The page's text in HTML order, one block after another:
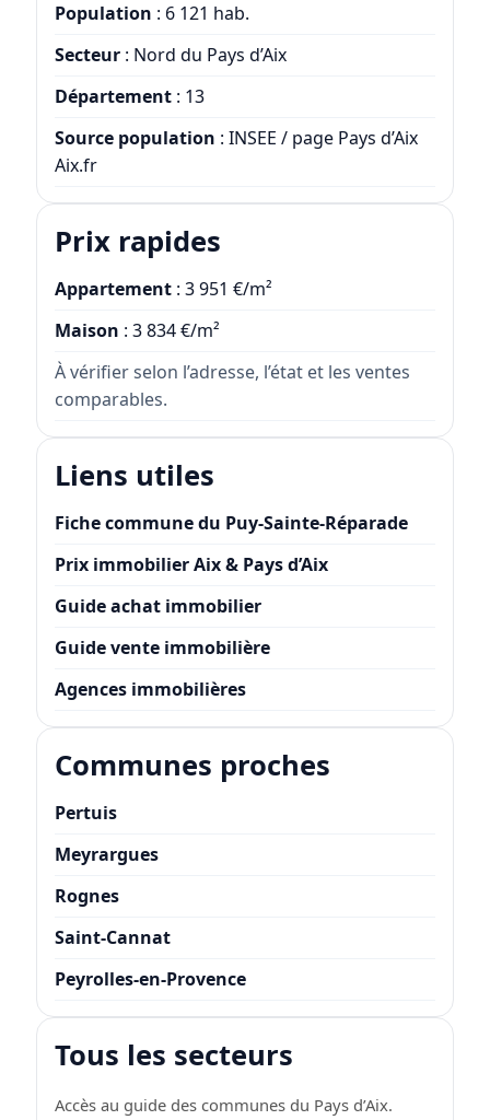
Population : 6 121 hab.
Secteur: Nord du Pays d’Aix
Département: 13
Source population : INSEE / page Pays d’Aix
Aix.fr
Prix rapides
Appartement: 3 951 €/m²
Maison : 3 834 €/m²
À vérifier selon l’adresse, l’état et les ventes
comparables.
Liens utiles
Fiche commune du Puy-Sainte-Réparade
Prix immobilier Aix & Pays d’Aix
Guide achat immobilier
Guide vente immobilière
Agences immobilières
Communes proches
Pertuis
Meyrargues
Rognes
Saint-Cannat
Peyrolles-en-Provence
Tous les secteurs
Accès au guide des communes du Pays d’Aix.